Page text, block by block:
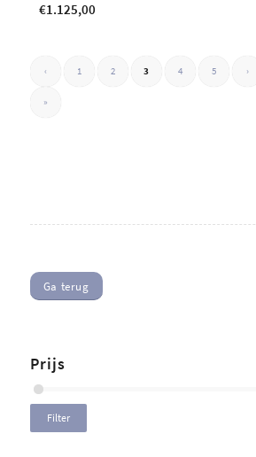
€1.125,00
‹ 1 2 3 4 5 ›
»
Ga terug
Prijs
Filter